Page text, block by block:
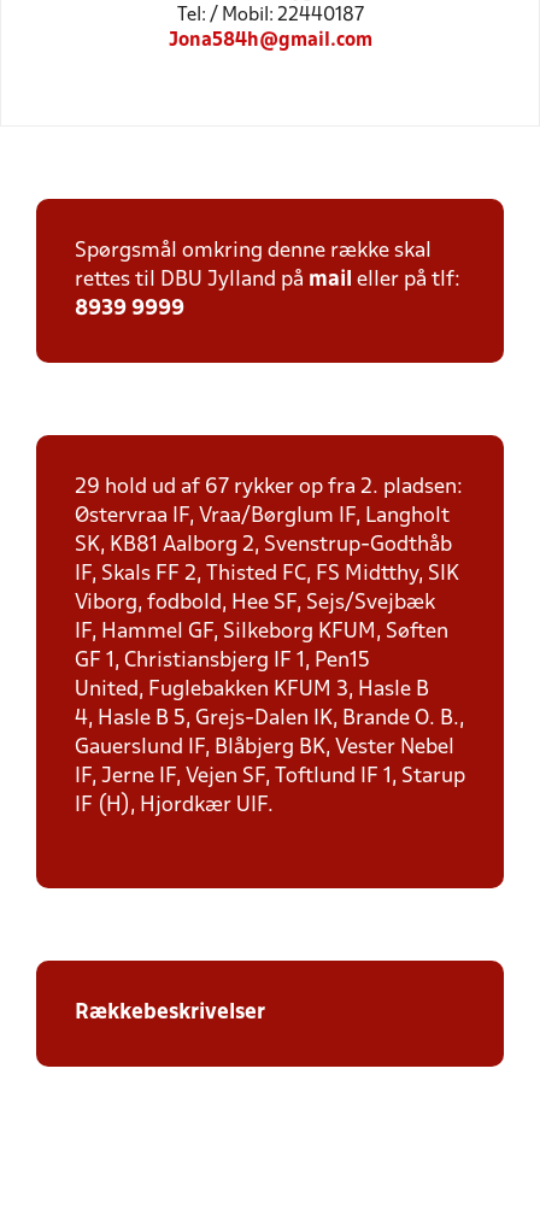
Tel: / Mobil: 22440187
Jona584h@gmail.com
Spørgsmål omkring denne række skal
rettes til DBU Jylland på mail eller på tlf:
8939 9999
29 hold ud af 67 rykker op fra 2. pladsen:
Østervraa IF, Vraa/Børglum IF, Langholt
SK, KB81 Aalborg 2, Svenstrup-Godthåb
IF, Skals FF 2, Thisted FC, FS Midtthy, SIK
Viborg, fodbold, Hee SF, Sejs/Svejbæk
IF, Hammel GF, Silkeborg KFUM, Søften
GF 1, Christiansbjerg IF 1, Pen15
United, Fuglebakken KFUM 3, Hasle B
4, Hasle B 5, Grejs-Dalen IK, Brande O. B.,
Gauerslund IF, Blåbjerg BK, Vester Nebel
IF, Jerne IF, Vejen SF, Toftlund IF 1, Starup
IF (H), Hjordkær UIF.
Rækkebeskrivelser